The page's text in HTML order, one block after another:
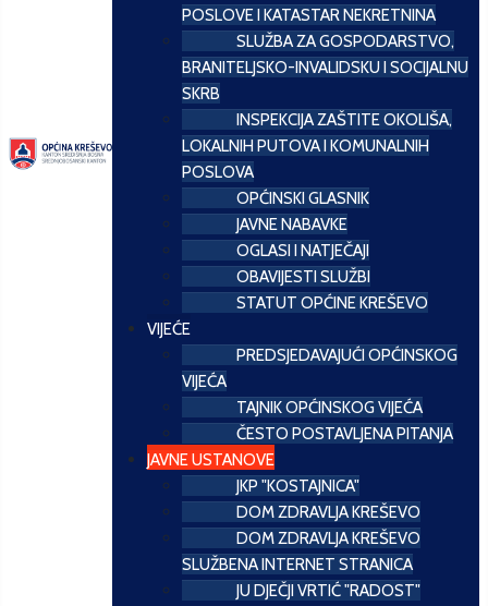
POSLOVE I KATASTAR NEKRETNINA
SLUŽBA ZA GOSPODARSTVO,
BRANITELJSKO-INVALIDSKU I SOCIJALNU
SKRB
INSPEKCIJA ZAŠTITE OKOLIŠA,
LOKALNIH PUTOVA I KOMUNALNIH
POSLOVA
OPĆINSKI GLASNIK
JAVNE NABAVKE
OGLASI I NATJEČAJI
OBAVIJESTI SLUŽBI
STATUT OPĆINE KREŠEVO
VIJEĆE
PREDSJEDAVAJUĆI OPĆINSKOG
VIJEĆA
TAJNIK OPĆINSKOG VIJEĆA
ČESTO POSTAVLJENA PITANJA
JAVNE USTANOVE
JKP "KOSTAJNICA"
DOM ZDRAVLJA KREŠEVO
DOM ZDRAVLJA KREŠEVO
SLUŽBENA INTERNET STRANICA
JU DJEČJI VRTIĆ "RADOST"